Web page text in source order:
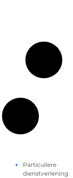
Particuliere
dienstverlening